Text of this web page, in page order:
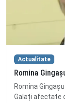
Actualitate
Romina
Romina
Galați afectate